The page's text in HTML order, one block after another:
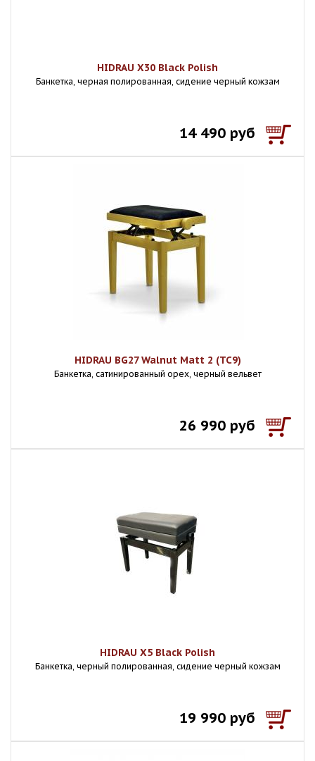
HIDRAU X30 Black Polish
Банкетка, черная полированная, сидение черный кожзам
14 490 руб
HIDRAU BG27 Walnut Matt 2 (TC9)
Банкетка, сатинированный орех, черный вельвет
26 990 руб
HIDRAU X5 Black Polish
Банкетка, черный полированная, сидение черный кожзам
19 990 руб